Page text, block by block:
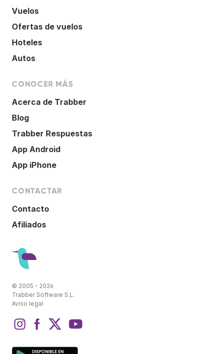
Vuelos
Ofertas de vuelos
Hoteles
Autos
CONOCER MÁS
Acerca de Trabber
Blog
Trabber Respuestas
App Android
App iPhone
CONTACTAR
Contacto
Afiliados
© 2005 - 2026
Trabber Software S.L.
Aviso legal